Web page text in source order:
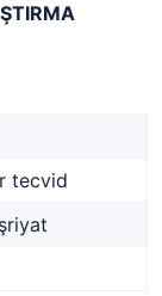
tecvid